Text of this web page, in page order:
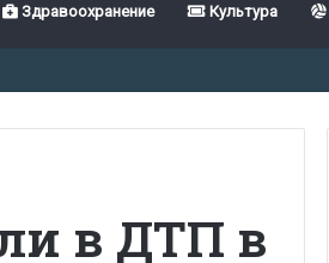
Здравоохранение Культура
в ДТП в